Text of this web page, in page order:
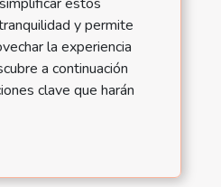
y permite
la experiencia
a continuación
clave que harán